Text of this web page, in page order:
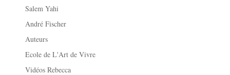
Salem Yahi
André Fischer
Auteurs
Ecole de L'Art de Vivre
Vidéos Rebecca